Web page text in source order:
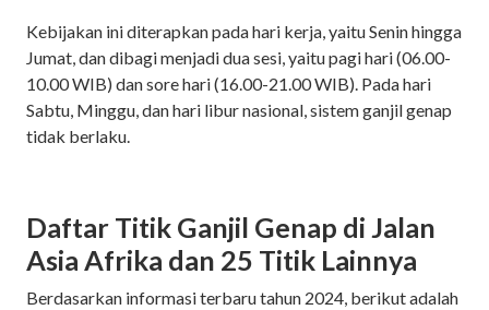
Kebijakan ini diterapkan pada hari kerja, yaitu Senin hingga
Jumat, dan dibagi menjadi dua sesi, yaitu pagi hari (06.00-
10.00 WIB) dan sore hari (16.00-21.00 WIB). Pada hari
Sabtu, Minggu, dan hari libur nasional, sistem ganjil genap
tidak berlaku.
Daftar Titik Ganjil Genap di Jalan
Asia Afrika dan 25 Titik Lainnya
Berdasarkan informasi terbaru tahun 2024, berikut adalah